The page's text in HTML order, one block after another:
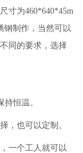
寸为460*640*45m
钢制作，当然可以
同的要求，选择
恒温。
，也可以定制。
一个工人就可以